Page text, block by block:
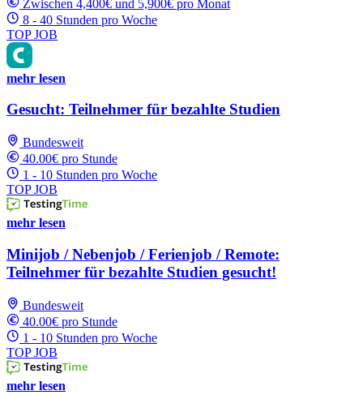
Zwischen 4,400€ und 5,900€ pro Monat
8 - 40 Stunden pro Woche
TOP JOB
mehr lesen
Gesucht: Teilnehmer für bezahlte Studien
Bundesweit
40.00€ pro Stunde
1 - 10 Stunden pro Woche
TOP JOB
mehr lesen
Minijob / Nebenjob / Ferienjob / Remote:
Teilnehmer für bezahlte Studien gesucht!
Bundesweit
40.00€ pro Stunde
1 - 10 Stunden pro Woche
TOP JOB
mehr lesen